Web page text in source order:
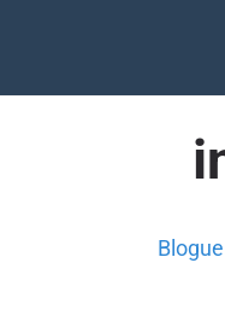
Blogue